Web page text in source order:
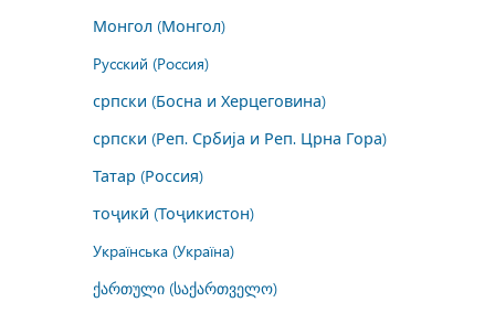
Монгол (Монгол)
Русский (Россия)
српски (Босна и Херцеговина)
српски (Реп. Србија и Реп. Црна Гора)
Татар (Россия)
тоҷикӣ (Тоҷикистон)
Українська (Україна)
ქართული (საქართველო)